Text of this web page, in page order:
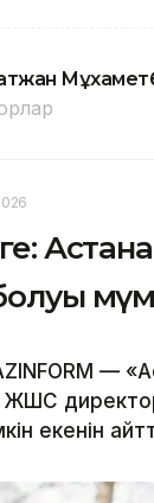
—
ЖШС
екенін